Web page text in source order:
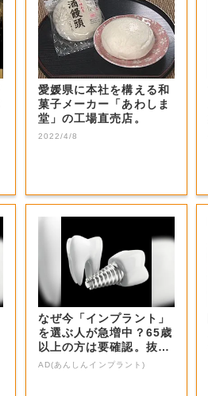
愛媛県に本社を構える和
菓子メーカー「あわしま
堂」の工場直売店。
2022/4/8
なぜ今「インプラント」
を選ぶ人が急増中？65歳
以上の方は要確認。抜け
た歯の放置は...
AD(あんしんインプラント)